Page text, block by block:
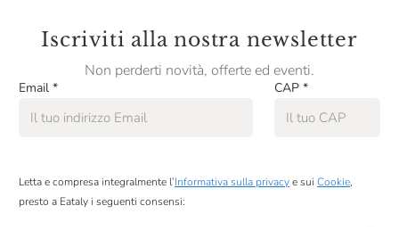
Iscriviti alla nostra newsletter
Non perderti novità, offerte ed eventi.
Email * CAP *
Letta e compresa integralmente l’Informativa sulla privacye sui Cookie,
presto a Eataly i seguenti consensi: